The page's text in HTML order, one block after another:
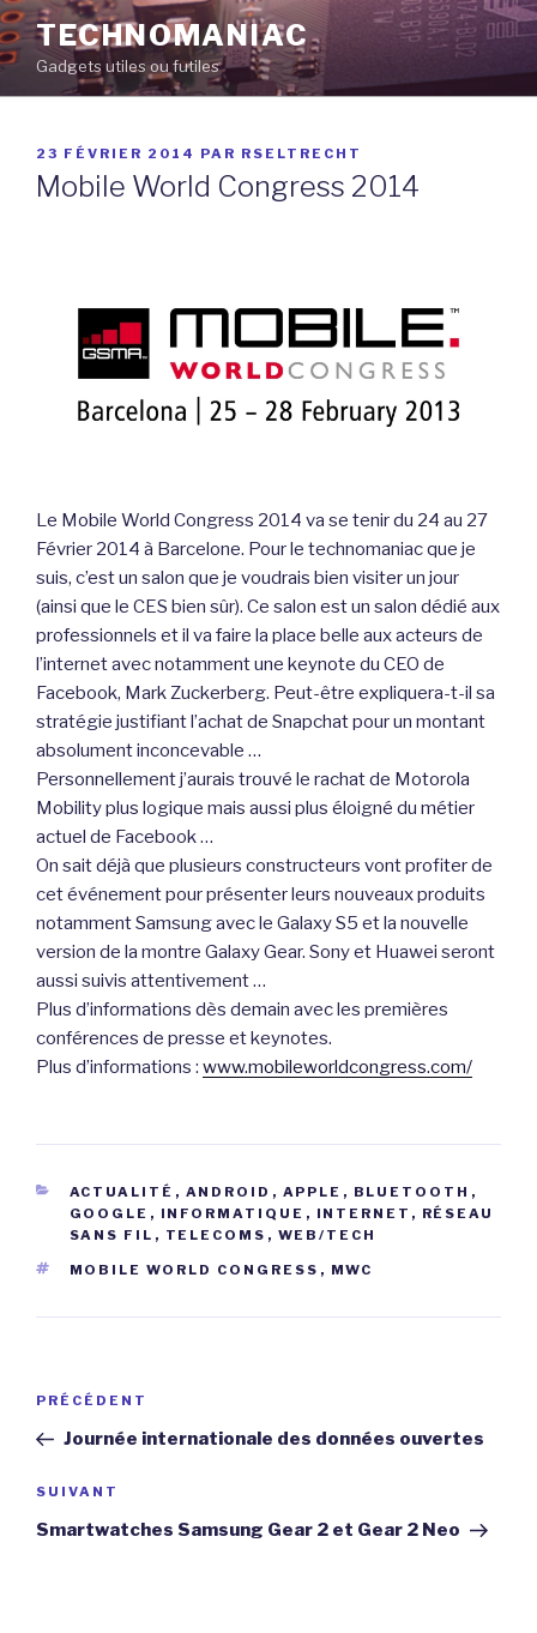
Aller
au
contenu
principal
TECHNOMANIAC
Gadgets utiles ou futiles
PUBLIÉ
LE
23 FÉVRIER 2014 PAR RSELTRECHT
Mobile World Congress 2014
Le Mobile World Congress 2014 va se tenir du 24 au 27
Février 2014 à Barcelone. Pour le technomaniac que je
suis, c’est un salon que je voudrais bien visiter un jour
(ainsi que le CES bien sûr). Ce salon est un salon dédié aux
professionnels et il va faire la place belle aux acteurs de
l’internet avec notamment une keynote du CEO de
Facebook, Mark Zuckerberg. Peut-être expliquera-t-il sa
stratégie justifiant l’achat de Snapchat pour un montant
absolument inconcevable …
Personnellement j’aurais trouvé le rachat de Motorola
Mobility plus logique mais aussi plus éloigné du métier
actuel de Facebook …
On sait déjà que plusieurs constructeurs vont profiter de
cet événement pour présenter leurs nouveaux produits
notamment Samsung avec le Galaxy S5 et la nouvelle
version de la montre Galaxy Gear. Sony et Huawei seront
aussi suivis attentivement …
Plus d’informations dès demain avec les premières
conférences de presse et keynotes.
Plus d’informations : www.mobileworldcongress.com/
CATÉGORIES
ACTUALITÉ , ANDROID , APPLE , BLUETOOTH ,
GOOGLE , INFORMATIQUE , INTERNET , RÉSEAU
SANS FIL , TELECOMS , WEB/TECH
ÉTIQUETTES
MOBILE WORLD CONGRESS , MWC
Navigation
l’article
Article
précédent
PRÉCÉDENT
Journée internationale des données ouvertes
Article
suivant
SUIVANT
Smartwatches Samsung Gear 2 et Gear 2 Neo